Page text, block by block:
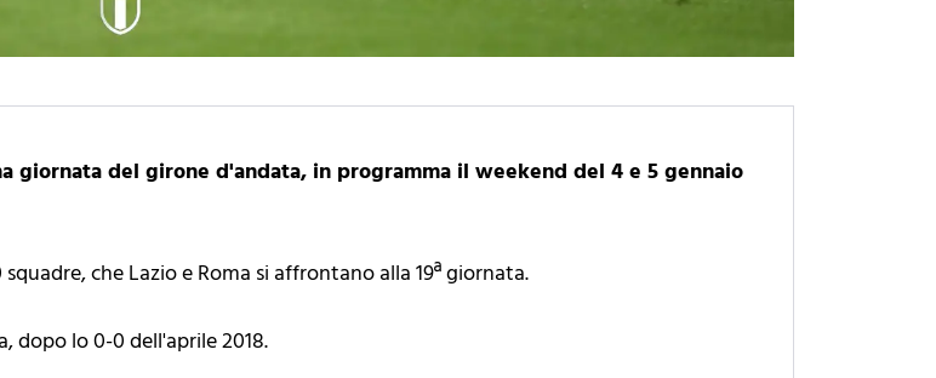
giornata del girone d'andata, in programma il weekend del 4 e 5 gennaio
che Lazio e Roma si affrontano alla 19ª giornata.
dopo lo 0-0 dell'aprile 2018.